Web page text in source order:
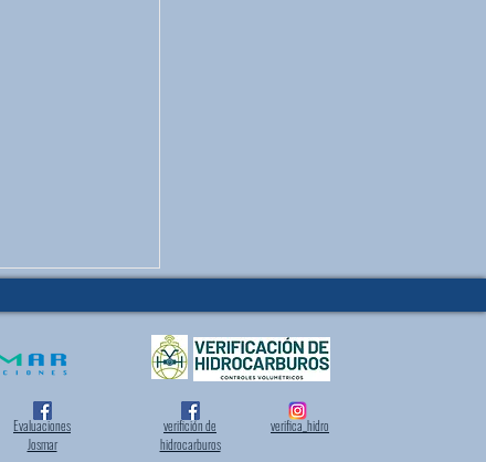
Evaluaciones
Josmar
verifición de
hidrocarburos
verifica_hidro